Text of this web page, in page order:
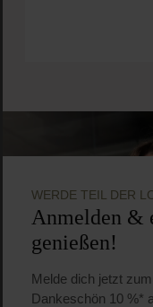
WERDE TEIL DER
Anmelden &
genießen!
Melde dich jetzt
Dankeschön 10 %*